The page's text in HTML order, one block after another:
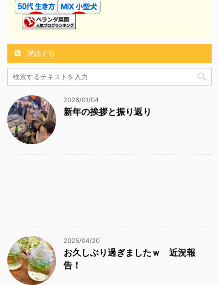
購読する
2026/01/04
新年の挨拶と振り返り
2025/04/20
お久しぶり過ぎましたｗ 近況報
告！